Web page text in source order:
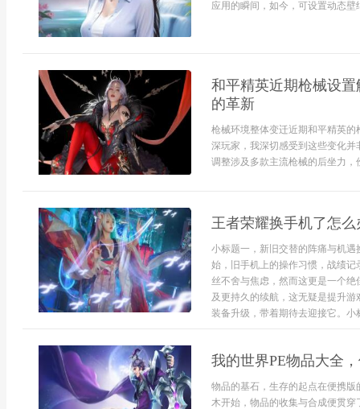
应用的瞬间，如今，可设置动态
和平精英近期枪械设
的革新
枪械环境整体变迁近期和平精英
深玩家，我深切感受到这些变化
调整涉及多款主流枪械的后坐力
王者荣耀换手机了怎
小标题一，新旧交替的阵痛与机
始，旧手机上的操作习惯，战绩
丝不舍与焦虑，然而这更是一个
及更持久的续航，这无疑是提升
装备升级，带着期待去迎接它。小
我的世界PE物品大全
物品的基石，生存的起点在便携
木开始，物品的收集与合成便贯